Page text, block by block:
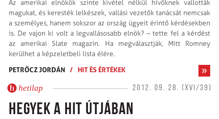
Az amerikai elnökök szinte kivétel nélkül hívőknek vallották
magukat, és keresték lelkészek, vallási vezetők tanácsát nemcsak
a személyes, hanem sokszor az ország ügyeit érintő kérdésekben
is. De vajon ki volt a legvallásosabb elnök? – tette fel a kérdést
az amerikai Slate magazin. Ha megválasztják, Mitt Romney
kerülhet a képzeletbeli lista élére.
PETRŐCZ JORDÁN / HIT ÉS ÉRTÉKEK
hetilap 2012. 09. 28. (XVI/39)
HEGYEK A HIT ÚTJÁBAN